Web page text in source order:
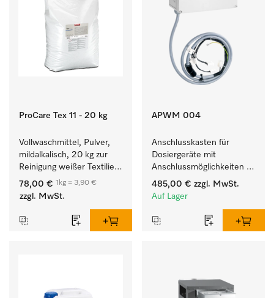
ProCare Tex 11 - 20 kg
Vollwaschmittel, Pulver,
mildalkalisch, 20 kg zur
Reinigung weißer Textilien
und farbechter
Buntwäsche.
78,00 € 1kg = 3,90 €
zzgl. MwSt.
APWM 004
Anschlusskasten für
Dosiergeräte mit
Anschlussmöglichkeiten
für maximal 6
Dosierpumpen.
485,00 € zzgl. MwSt.
Auf Lager